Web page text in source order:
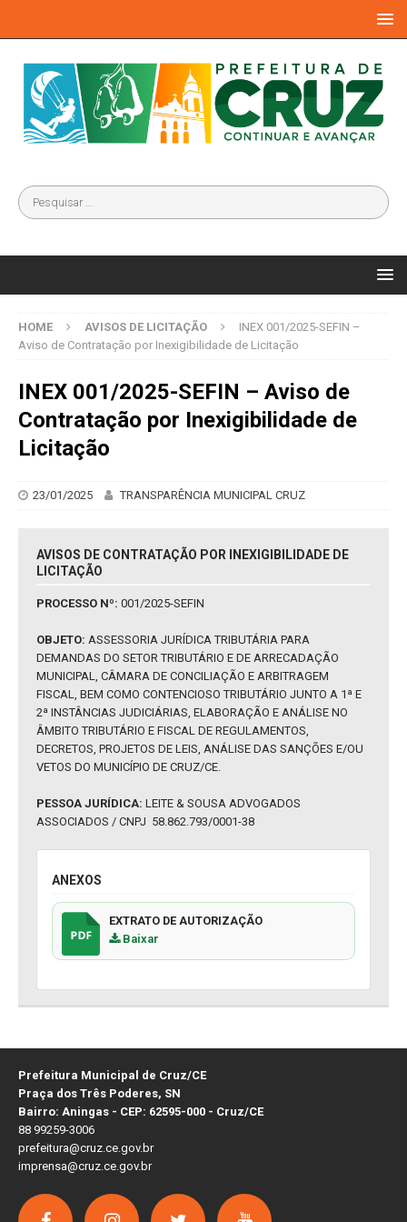
HOME AVISOS DE LICITAÇÃO
INEX 001/2025-SEFIN –
Aviso de Contratação por Inexigibilidade de Licitação
INEX 001/2025-SEFIN – Aviso de
Contratação por Inexigibilidade de
Licitação
23/01/2025 TRANSPARÊNCIA MUNICIPAL CRUZ
AVISOS DE CONTRATAÇÃO POR INEXIGIBILIDADE DE
LICITAÇÃO
PROCESSO Nº: 001/2025-SEFIN
OBJETO: ASSESSORIA JURÍDICA TRIBUTÁRIA PARA
DEMANDAS DO SETOR TRIBUTÁRIO E DE ARRECADAÇÃO
MUNICIPAL, CÂMARA DE CONCILIAÇÃO E ARBITRAGEM
FISCAL, BEM COMO CONTENCIOSO TRIBUTÁRIO JUNTO A 1ª E
2ª INSTÂNCIAS JUDICIÁRIAS, ELABORAÇÃO E ANÁLISE NO
ÂMBITO TRIBUTÁRIO E FISCAL DE REGULAMENTOS,
DECRETOS, PROJETOS DE LEIS, ANÁLISE DAS SANÇÕES E/OU
VETOS DO MUNICÍPIO DE CRUZ/CE.
PESSOA JURÍDICA: LEITE & SOUSA ADVOGADOS
ASSOCIADOS / CNPJ 58.862.793/0001-38
ANEXOS
EXTRATO DE AUTORIZAÇÃO
Baixar
Prefeitura Municipal de Cruz/CE
Praça dos Três Poderes, SN
Bairro: Aningas - CEP: 62595-000 - Cruz/CE
88 99259-3006
prefeitura@cruz.ce.gov.br
imprensa@cruz.ce.gov.br